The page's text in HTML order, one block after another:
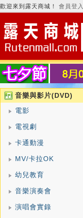
歡迎來到露天商城！ 會員登入
音樂與影片(DVD)
電影
電視劇
卡通動漫
MV/卡拉OK
幼兒教育
音樂演奏會
演唱會實錄